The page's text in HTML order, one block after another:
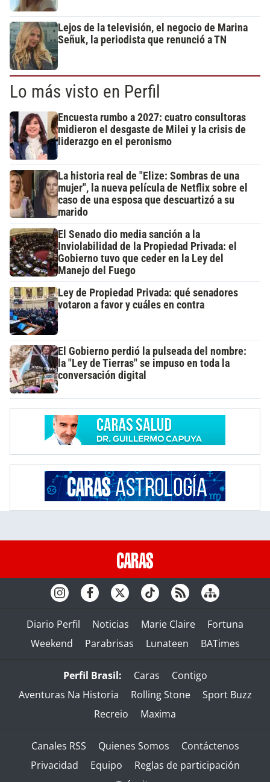
Lejos de la televisión, el negocio de Marina
Señuk, la periodista que renunció a TN
Lo más visto en Perfil
Encuesta rumbo a 2027: cuatro consultoras
midieron el desgaste de Milei y la crisis de
liderazgo en el peronismo
La historia real de "Elize: Sombras de una
mujer", la nueva película de Netflix sobre el
caso de una esposa que descuartizó a su
marido
El Senado dio media sanción a la
Inviolabilidad de la Propiedad Privada: el
Gobierno tuvo que ceder en la Ley del
Manejo del Fuego
Ley de Propiedad Privada: qué senadores
votaron a favor y cuáles en contra
El Gobierno perdió la pulseada del nombre:
la "Ley de Tierras" se impuso en toda la
conversación digital
Diario Perfil Noticias Marie Claire
Fortuna
Weekend
Parabrisas Lunateen BATimes
Perfil Brasil: Caras
Contigo
Aventuras Na Historia
Rolling Stone
Sport Buzz
Recreio
Maxima
Canales RSS Quienes Somos
Contáctenos
Privacidad
Equipo
Reglas de participación